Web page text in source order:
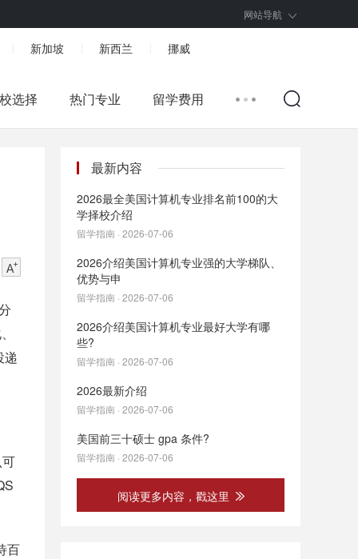
网站导航
新加坡 新西兰 挪威
选择 热门专业 留学费用
递
百
最新内容
2026最全美国计算机专业排名前100的大
学择校介绍
留学指南 · 2026-07-06
2026介绍美国计算机专业强的大学梯队、
优势与申
留学指南 · 2026-07-06
2026介绍美国计算机专业最好大学有哪
些?
留学指南 · 2026-07-06
2026最新介绍
留学指南 · 2026-07-06
美国前三十硕士 gpa 条件?
留学指南 · 2026-07-06
阅读更多内容，戳这里